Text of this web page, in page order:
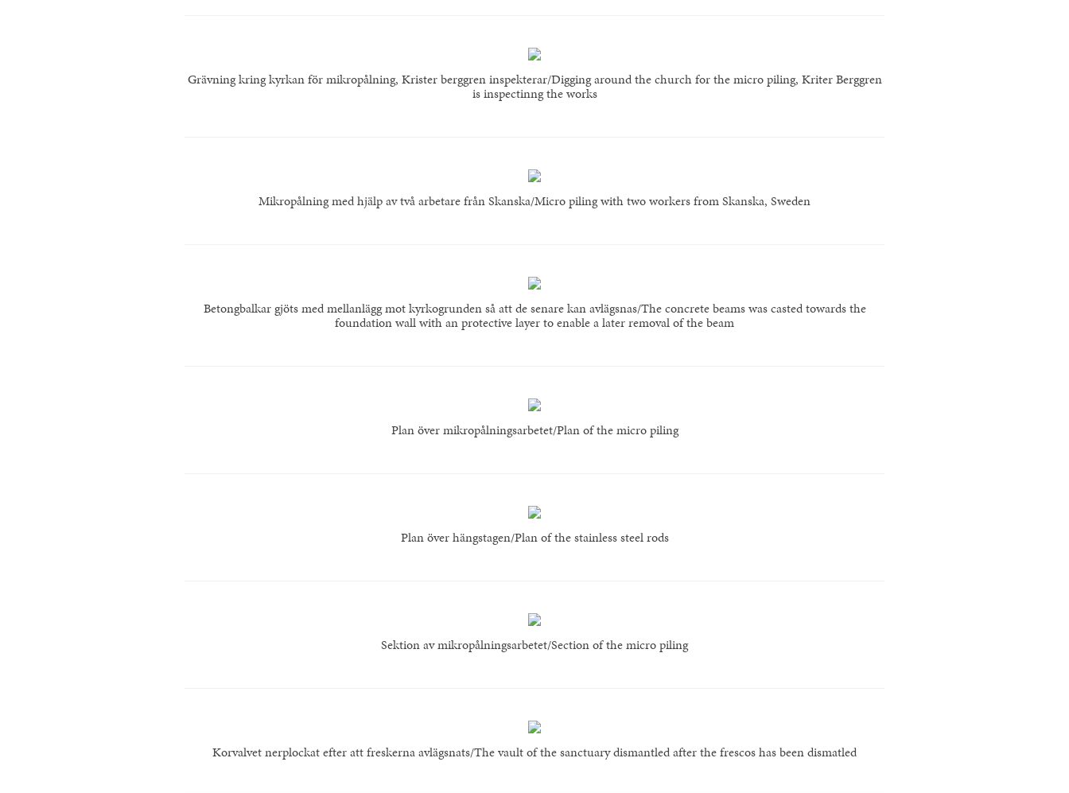
Grävning kring kyrkan för mikropålning, Krister berggren inspekterar/Digging around the church for the micro piling, Kriter Berggren
is inspectinng the works
Mikropålning med hjälp av två arbetare från Skanska/Micro piling with two workers from Skanska, Sweden
Betongbalkar gjöts med mellanlägg mot kyrkogrunden så att de senare kan avlägsnas/The concrete beams was casted towards the
foundation wall with an protective layer to enable a later removal of the beam
Plan över mikropålningsarbetet/Plan of the micro piling
Plan över hängstagen/Plan of the stainless steel rods
Sektion av mikropålningsarbetet/Section of the micro piling
Korvalvet nerplockat efter att freskerna avlägsnats/The vault of the sanctuary dismantled after the frescos has been dismatled